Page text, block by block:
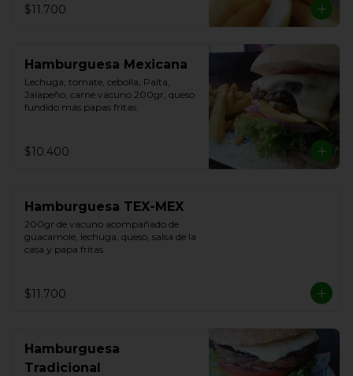
$11.700
Hamburguesa Mexicana
Lechuga, tomate, cebolla, Palta,
Jalapeño, carne vacuno 200gr, queso
fundido más papas fritas.
$10.400
Hamburguesa TEX-MEX
200gr de vacuno acompañado de
guacamole, lechuga, queso, salsa de la
casa y papa fritas.
$11.700
Hamburguesa
Tradicional